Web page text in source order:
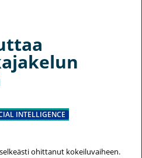
INTELLIGENCE
ohittanut kokeiluvaiheen.